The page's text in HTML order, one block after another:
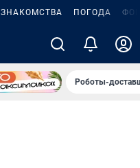
ЗНАКОМСТВА ПОГОДА
Роботы-